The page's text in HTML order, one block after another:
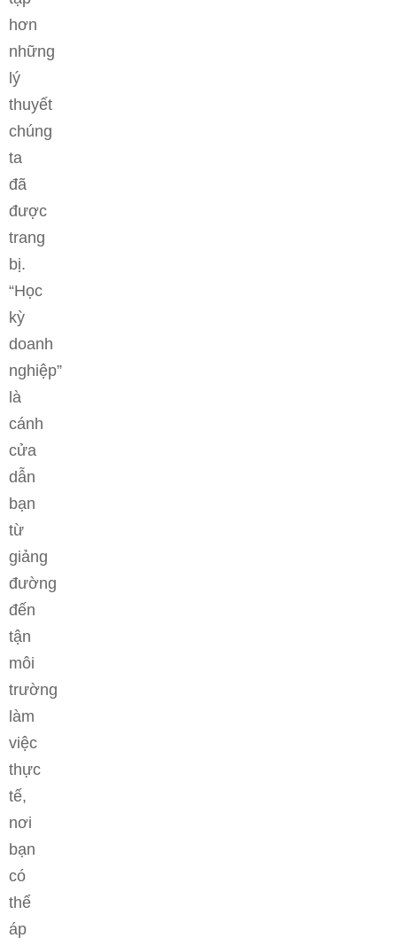
hơn
những
lý
thuyết
chúng
ta
đã
được
trang
bị.
“Học
kỳ
doanh
nghiệp”
là
cánh
cửa
dẫn
bạn
từ
giảng
đường
đến
tận
môi
trường
làm
việc
thực
tế,
nơi
bạn
có
thể
áp